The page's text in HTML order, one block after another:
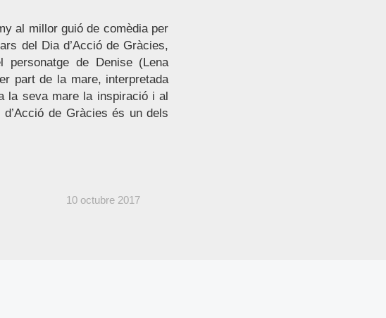
al millor guió de comèdia per
del Dia d’Acció de Gràcies,
personatge de Denise (Lena
part de la mare, interpretada
la seva mare la inspiració i al
d’Acció de Gràcies és un dels
10 octubre 2017